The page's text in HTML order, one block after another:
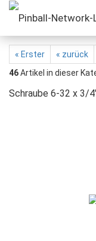
« Erster « zurück
46Artikel in dieser
Schraube 6-32 x 3/